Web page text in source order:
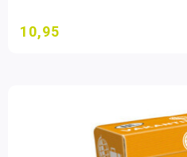
10,95